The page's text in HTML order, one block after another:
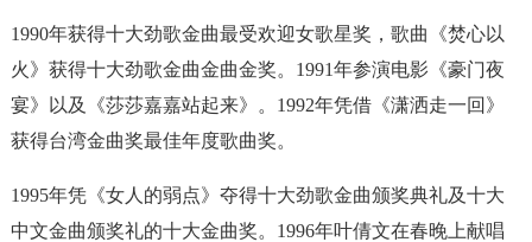
1990年获得十大劲歌金曲最受欢迎女歌星奖，歌曲《焚心以
火》获得十大劲歌金曲金曲金奖。1991年参演电影《豪门夜
宴》以及《莎莎嘉嘉站起来》。1992年凭借《潇洒走一回》
获得台湾金曲奖最佳年度歌曲奖。
1995年凭《女人的弱点》夺得十大劲歌金曲颁奖典礼及十大
中文金曲颁奖礼的十大金曲奖。1996年叶倩文在春晚上献唱